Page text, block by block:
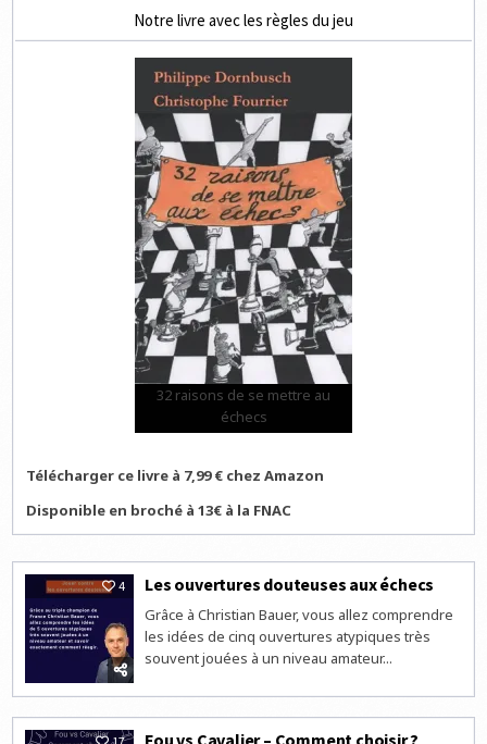
Notre livre avec les règles du jeu
32 raisons de se mettre au
échecs
Télécharger ce livre à 7,99 € chez Amazon
Disponible en broché à 13€ à la FNAC
4 Les ouvertures douteuses aux échecs
Grâce à Christian Bauer, vous allez comprendre
les idées de cinq ouvertures atypiques très
souvent jouées à un niveau amateur...
Fou vs Cavalier – Comment choisir ?